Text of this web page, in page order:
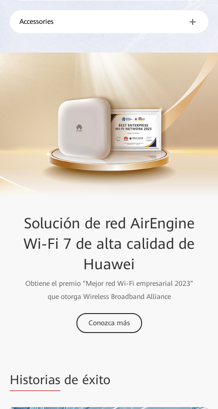
Accessories
Solución de red AirEngine
Wi-Fi 7 de alta calidad de
Huawei
Obtiene el premio “Mejor red Wi-Fi empresarial 2023”
que otorga Wireless Broadband Alliance
Conozca más
Historias de éxito